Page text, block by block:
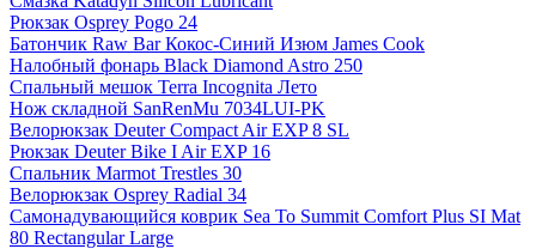
Рюкзак Osprey Pogo 24
Батончик Raw Bar Кокос-Синий Изюм James Cook
Налобный фонарь Black Diamond Astro 250
Спальный мешок Terra Incognita Лето
Нож складной SanRenMu 7034LUI-PK
Велорюкзак Deuter Compact Air EXP 8 SL
Рюкзак Deuter Bike I Air EXP 16
Спальник Marmot Trestles 30
Велорюкзак Osprey Radial 34
Самонадувающийся коврик Sea To Summit Comfort Plus SI Mat
80 Rectangular Large